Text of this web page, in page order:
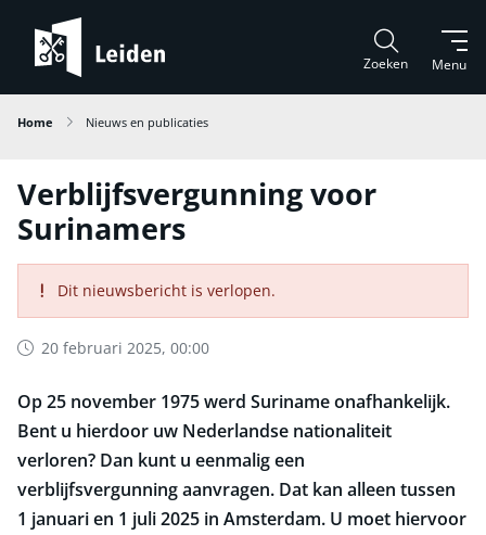
Menu
Zoeken
Home Nieuws en publicaties
Verblijfsvergunning voor
Surinamers
Dit nieuwsbericht is verlopen.
20 februari 2025, 00:00
Op 25 november 1975 werd Suriname onafhankelijk.
Bent u hierdoor uw Nederlandse nationaliteit
verloren? Dan kunt u eenmalig een
verblijfsvergunning aanvragen. Dat kan alleen tussen
1 januari en 1 juli 2025 in Amsterdam. U moet hiervoor